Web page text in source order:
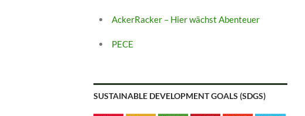
AckerRacker – Hier wächst Abenteuer
PECE
SUSTAINABLE DEVELOPMENT GOALS (SDGS)